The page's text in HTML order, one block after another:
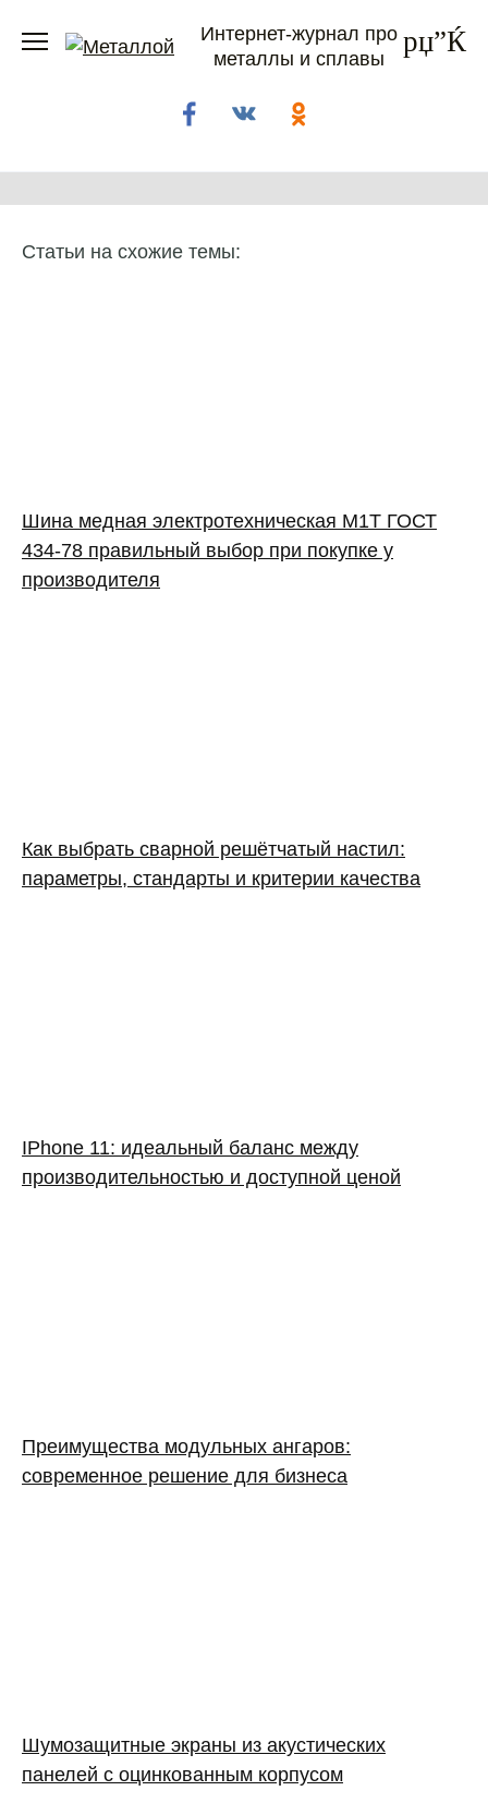
Интернет-журнал про
металлы и сплавы
Статьи на схожие темы:
Шина медная электротехническая М1Т ГОСТ
434-78 правильный выбор при покупке у
производителя
Как выбрать сварной решётчатый настил:
параметры, стандарты и критерии качества
IPhone 11: идеальный баланс между
производительностью и доступной ценой
Преимущества модульных ангаров:
современное решение для бизнеса
Шумозащитные экраны из акустических
панелей с оцинкованным корпусом